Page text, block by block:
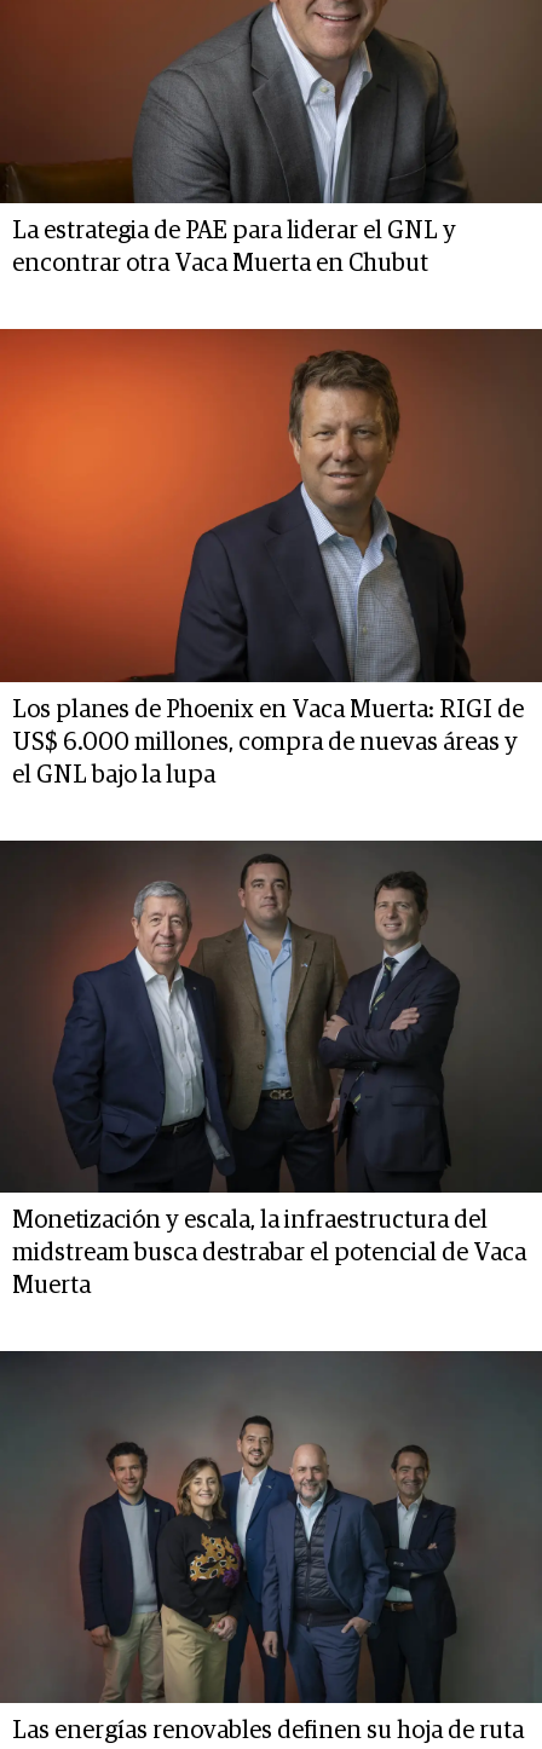
La estrategia de PAE para liderar el GNL y
encontrar otra Vaca Muerta en Chubut
Los planes de Phoenix en Vaca Muerta: RIGI de
US$ 6.000 millones, compra de nuevas áreas y
el GNL bajo la lupa
Monetización y escala, la infraestructura del
midstream busca destrabar el potencial de Vaca
Muerta
Las energías renovables definen su hoja de ruta